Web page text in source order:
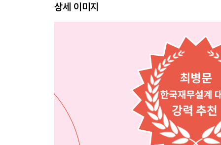
월급의 얼마를 저축해야 할까?
무작정 아끼지 말고 똑똑하게 아끼자
[돈 버는 상식] 연말정산 완전 정복: 신용카드와 체
[Do it! 실전 연습] 재무상태표로 내 자산과 부채 한
CHAPTER 4. 3단계: 보험 들기
월 10만 원으로 충분한 보험 전략
사회초년생 보험, 이 2가지면 충분하다
[Do it! 실전 연습] 보험 최적화로 순자산 늘리기
CHAPTER 5. 4단계: 비상금 모으기
선택 아닌 필수인 이유
상세 이미지